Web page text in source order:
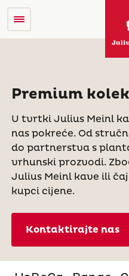
Premium
U tvrtki Julius Meinl
nas pokreće. Od
do partnerstva s
vrhunski prozvodi.
Julius Meinl kave ili
kupci cijene.
Kontaktirajte nas